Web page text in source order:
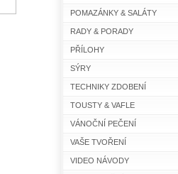
POMAZÁNKY & SALÁTY
RADY & PORADY
PŘÍLOHY
SÝRY
TECHNIKY ZDOBENÍ
TOUSTY & VAFLE
VÁNOČNÍ PEČENÍ
VAŠE TVOŘENÍ
VIDEO NÁVODY